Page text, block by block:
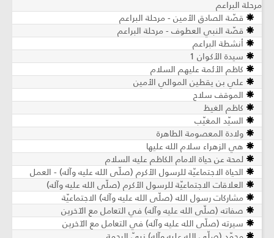
مرحلة البراعم
قصّة الصادق الأمين - مرحلة البراعم
قصّة النبي العطوف - مرحلة البراعم
أنشطة البراعم
سيدة الأكوان 1
كاظم الأئمة عليهم السلام
علي بن يقطين الموالي الأمين
الموقف سلاح
كاظم الغيظ
السيّد المغيّب
ولادة المعصومة الطاهرة
هي الزهراء سلام الله عليها
لمحة عن حياة الامام الكاظم عليه السلام
الحياة الاجتماعيّة للرسول الأكرم (صلّى الله عليه وآله) - العمل
العلاقات الاجتماعيّة للرسول الأكرم (صلّى الله عليه وآله)
مشاركات رسول الله (صلّى الله عليه وآله) الاجتماعيّة
صفاته (صلّى الله عليه وآله) في التعامل مع الآخرين
سيرته (صلّى الله عليه وآله) في التعامل مع الآخرين